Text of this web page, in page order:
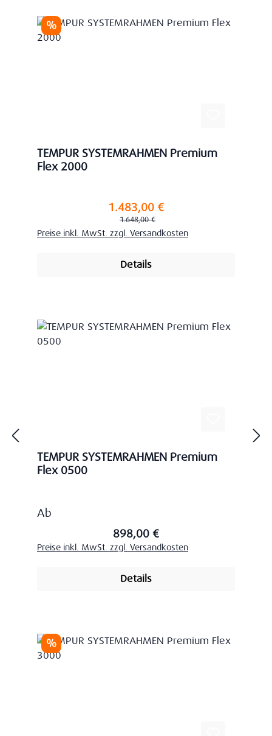
Rabatt
%
TEMPUR SYSTEMRAHMEN Premium
Flex 2000
Verkaufspreis:1.483,00 €
Regulärer Preis:
1.648,00 €
Preise inkl. MwSt. zzgl. Versandkosten
Details
TEMPUR SYSTEMRAHMEN Premium
Flex 0500
Regulärer Preis:
Ab
898,00 €
Preise inkl. MwSt. zzgl. Versandkosten
Details
Rabatt
%